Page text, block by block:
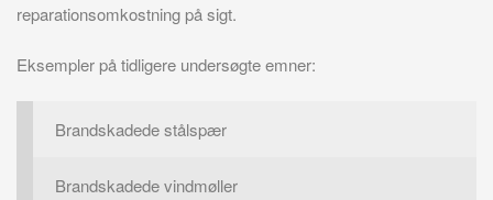
reparationsomkostning på sigt.
Eksempler på tidligere undersøgte emner:
Brandskadede stålspær
Brandskadede vindmøller